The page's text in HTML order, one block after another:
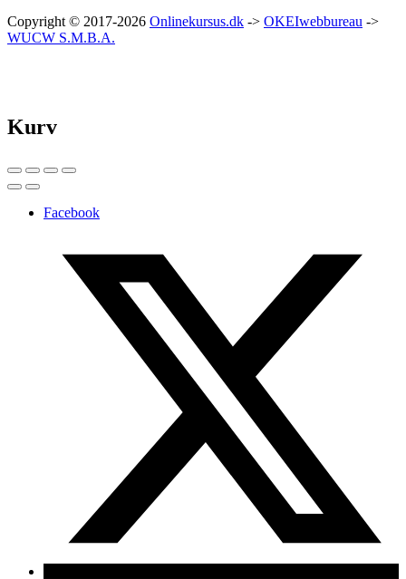
Copyright © 2017-2026 Onlinekursus.dk -> OKEIwebbureau ->
WUCW S.M.B.A.
Kurv
Facebook